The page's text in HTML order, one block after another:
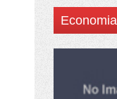
Economia